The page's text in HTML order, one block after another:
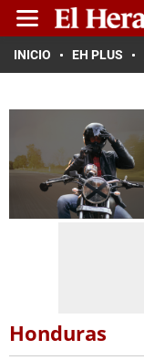
INICIO EH PLUS
Honduras